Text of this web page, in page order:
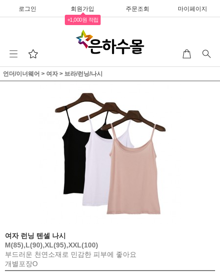
로그인 회원가입
+1,000원 적립
주문조회 마이페이지
언더/이너웨어 > 여자> 브라/런닝/나시
여자 런닝 텐셀 나시
M(85),L(90),XL(95),XXL(100)
부드러운 천연소재로 민감한 피부에 좋아요
개별포장O